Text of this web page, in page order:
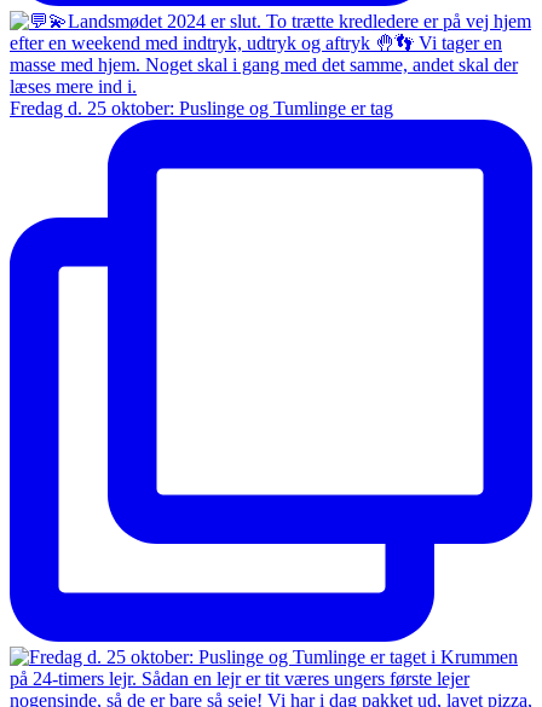
Fredag d. 25 oktober: Puslinge og Tumlinge er tag